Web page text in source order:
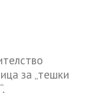
за „тешки